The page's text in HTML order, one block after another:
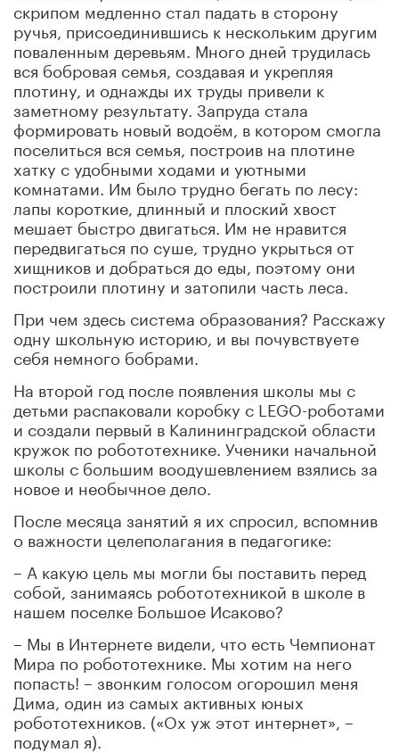
скрипом медленно стал падать в сторону
ручья, присоединившись к нескольким другим
поваленным деревьям. Много дней трудилась
вся бобровая семья, создавая и укрепляя
плотину, и однажды их труды привели к
заметному результату. Запруда стала
формировать новый водоём, в котором смогла
поселиться вся семья, построив на плотине
хатку с удобными ходами и уютными
комнатами. Им было трудно бегать по лесу:
лапы короткие, длинный и плоский хвост
мешает быстро двигаться. Им не нравится
передвигаться по суше, трудно укрыться от
хищников и добраться до еды, поэтому они
построили плотину и затопили часть леса.
При чем здесь система образования? Расскажу
одну школьную историю, и вы почувствуете
себя немного бобрами.
На второй год после появления школы мы с
детьми распаковали коробку с LEGO-роботами
и создали первый в Калининградской области
кружок по робототехнике. Ученики начальной
школы с большим воодушевлением взялись за
новое и необычное дело.
После месяца занятий я их спросил, вспомнив
о важности целеполагания в педагогике:
– А какую цель мы могли бы поставить перед
собой, занимаясь робототехникой в школе в
нашем поселке Большое Исаково?
– Мы в Интернете видели, что есть Чемпионат
Мира по робототехнике. Мы хотим на него
попасть! – звонким голосом огорошил меня
Дима, один из самых активных юных
робототехников. («Ох уж этот интернет», –
подумал я).